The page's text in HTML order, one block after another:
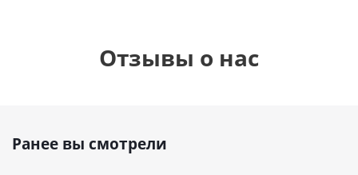
Отзывы о нас
Ранее вы смотрели